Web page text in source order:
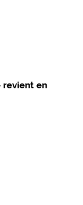
revient en